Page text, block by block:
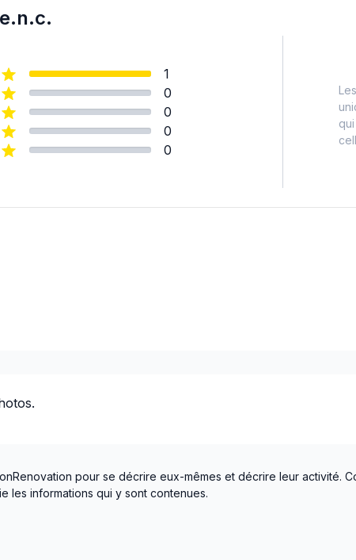
1
0
0
0
0
pour se décrire eux-mêmes et décrire leur activité.
les informations qui y sont contenues.